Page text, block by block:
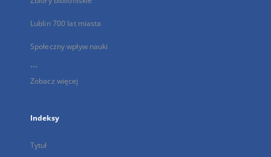
Lublin 700 lat miasta
Społeczny wpływ nauki
...
Zobacz więcej
Indeksy
Tytuł